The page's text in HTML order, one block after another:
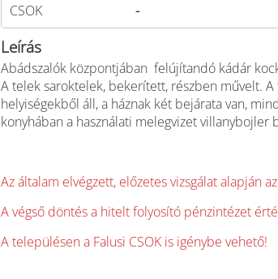
CSOK -
Leírás
Abádszalók központjában felújítandó kádár
A telek saroktelek, bekerített, részben művelt.
helyiségekből áll, a háznak két bejárata van,
konyhában a használati melegvizet
Az általam elvégzett, előzetes vizsgálat alapján
A végső döntés a hitelt folyosító pénzintézet
A településen a Falusi CSOK is igénybe vehető!